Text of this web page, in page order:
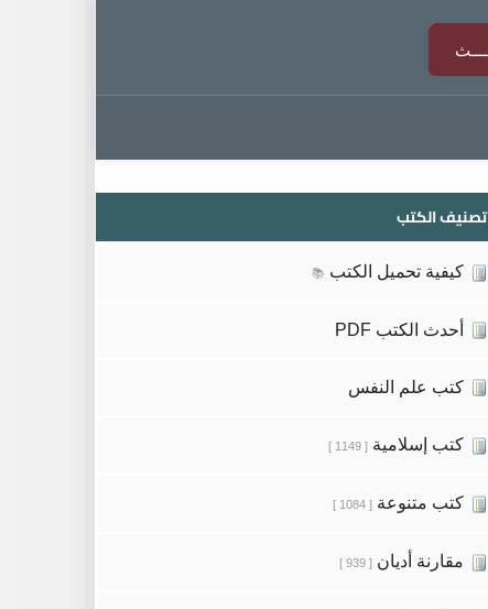
تصنيف الكتب
كيفية تحميل الكتب 📚
أحدث الكتب PDF
كتب علم النفس
كتب إسلامية [ 1149 ]
كتب متنوعة [ 1084 ]
مقارنة أديان [ 939 ]